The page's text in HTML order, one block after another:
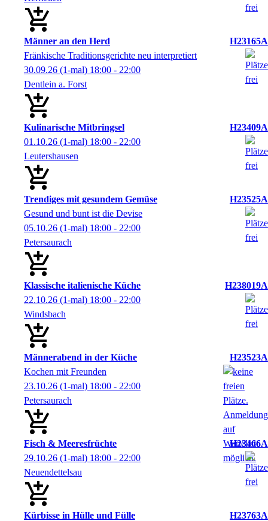
Männer an den Herd
H23165A
Fränkische Traditionsgerichte neu interpretiert
30.09.26 (1-mal) 18:00 - 22:00
Dentlein a. Forst
Kulinarische Mitbringsel
H23409A
01.10.26 (1-mal) 18:00 - 22:00
Leutershausen
Trendiges mit gesundem Gemüse
H23525A
Gesund und bunt ist die Devise
05.10.26 (1-mal) 18:00 - 22:00
Petersaurach
Klassische italienische Küche
H238019A
22.10.26 (1-mal) 18:00 - 22:00
Windsbach
Männerabend in der Küche
H23523A
Kochen mit Freunden
23.10.26 (1-mal) 18:00 - 22:00
Petersaurach
Fisch & Meeresfrüchte
H23466A
29.10.26 (1-mal) 18:00 - 22:00
Neuendettelsau
Kürbisse in Hülle und Fülle
H23763A